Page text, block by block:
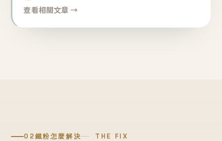
查看相關文章 →
02鐵粉怎麼解決 THE FIX